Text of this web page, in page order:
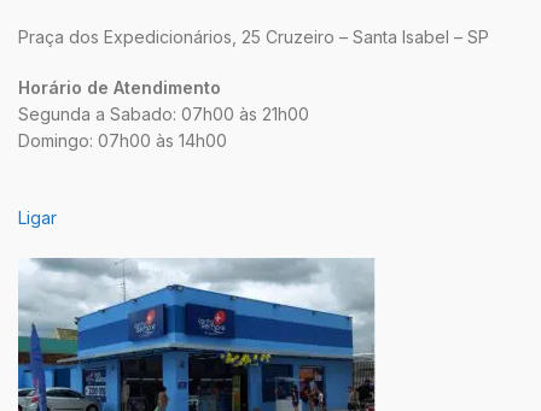
Praça dos Expedicionários, 25 Cruzeiro – Santa Isabel – SP
Horário de Atendimento
Segunda a Sabado: 07h00 às 21h00
Domingo: 07h00 às 14h00
Ligar